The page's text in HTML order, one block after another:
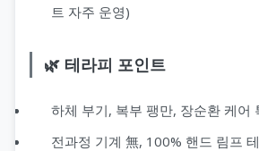
트 자주 운영)
🌿 테라피 포인트
하체 부기, 복부 팽만, 장순환 케어
전과정 기계 無, 100% 핸드 림프